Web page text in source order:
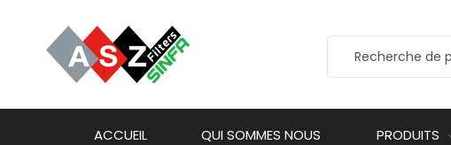
ACCUEIL QUI SOMMES NOUS PRODUITS